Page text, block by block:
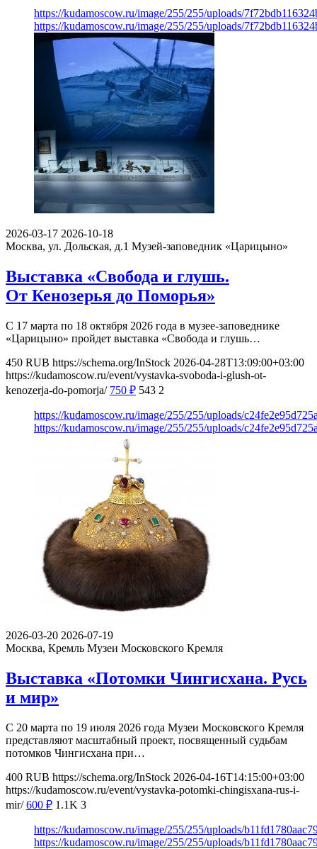
https://kudamoscow.ru/image/255/255/uploads/
https://kudamoscow.ru/image/255/255/uploads/
2026-03-17 2026-10-18
Москва, ул. Дольская, д.1 Музей-заповедник «Царицыно»
Выставка «Свобода и глушь.
От Кенозерья до Поморья»
С 17 марта по 18 октября 2026 года в музее-заповеднике
«Царицыно» пройдет выставка «Свобода и глушь…
450 RUB https://schema.org/InStock 2026-04-28T13:09:00+03:00
https://kudamoscow.ru/event/vystavka-svoboda-i-glush-ot-
kenozerja-do-pomorja/ 750 ₽ 543 2
https://kudamoscow.ru/image/255/255/uploads/
https://kudamoscow.ru/image/255/255/uploads/
2026-03-20 2026-07-19
Москва, Кремль Музеи Московского Кремля
Выставка «Потомки Чингисхана. Русь
и мир»
С 20 марта по 19 июля 2026 года Музеи Московского Кремля
представляют масштабный проект, посвященный судьбам
потомков Чингисхана при…
400 RUB https://schema.org/InStock 2026-04-16T14:15:00+03:00
https://kudamoscow.ru/event/vystavka-potomki-chingisxana-rus-i-
mir/ 600 ₽ 1.1K 3
https://kudamoscow.ru/image/255/255/uploads/
https://kudamoscow.ru/image/255/255/uploads/